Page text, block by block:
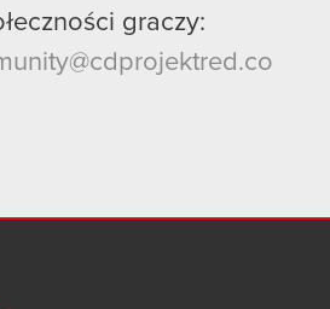
graczy: